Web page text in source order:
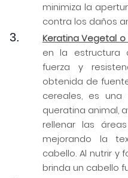
minimiza la
contra los daños
Keratina Vegetal o
en la estructura
fuerza y
obtenida de
cereales, es
queratina animal,
rellenar las
mejorando la
cabello. Al nutrir y
brinda un cabello